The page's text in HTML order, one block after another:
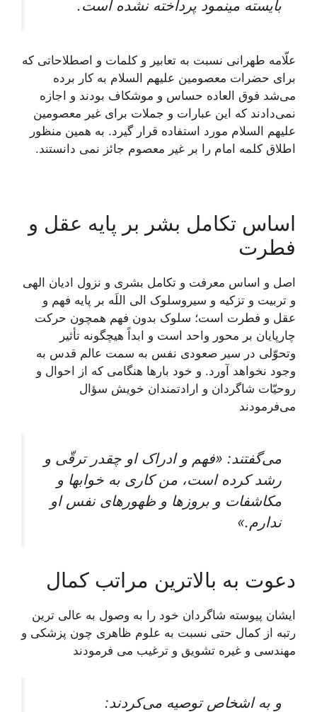
بايسته می‏نمود پرداخته نشده است.
علّامه طهرانى نسبت به تعابير و كلمات و اصطلاحاتى كه
براى حضرات معصومين علیهم السلام به كار برده
می‌‏شد فوق العاده حساس و موشكاف بودند و اجازه
نمی‌دادند كه اين عبارات و جملات براى غير معصومين
علیهم السلام مورد استفاده قرار گيرد. به همین منظور
اطلاق کلمه امام را بر غیر معصوم جائز نمی دانستند.
اساس تکامل بشر بر پایه عقل و
فطرت
اصل و اساس معرفت و تكامل بشرى و نزول اديان الهى
و تربيت و تزكيه و سيروسلوک الى اللَه بر پايه فهم و
عقل و فطرت است؛ سلوک بدون فهم همچون حركت
چارپايان بر محور واحد است و ابداً هيچ‏گونه تأثير
وتحوّلى در سير صعودى نفس به سمت عالم قدس به
وجود نخواهد آورد. و خود بارها هنگامى كه از احوال و
روحيّات شاگردان و ارادتمندان خويش سؤال
می‌فرمودند
می‌گفتند: «فهم و ادراک او چقدر ترقّى و
رشد كرده است، من كارى به خواب‏ها و
مكاشفات و بروزها و ظهورهاى نفس او
ندارم.»
دعوت به بالاترین مراتب کمال
ایشان پيوسته شاگردان خود را به وصول به عالی ترين
رتبه از كمال حتى نسبت به علوم ظاهرى چون پزشكى و
مهندسى و غيره تشويق و ترغيب می ‏فرمودند
و به اشخاص توصيه می‌كردند: